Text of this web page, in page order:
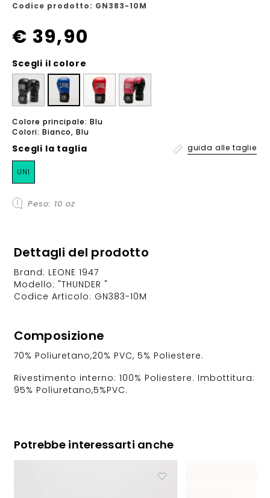
Codice prodotto: GN383-10M
€ 39,90
Scegli il colore
Colore principale: Blu
Colori: Bianco, Blu
Scegli la taglia guida alle taglie
UNI
Peso: 10 oz
Dettagli del prodotto
Brand: LEONE 1947
Modello: "THUNDER "
Codice Articolo: GN383-10M
Composizione
70% Poliuretano,20% PVC, 5% Poliestere.
Rivestimento interno: 100% Poliestere. Imbottitura:
95% Poliuretano,5%PVC.
Potrebbe interessarti anche